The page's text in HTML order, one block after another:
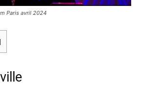
Paris avril 2024